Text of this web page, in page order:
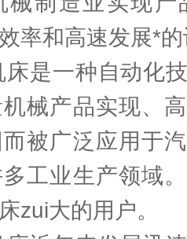
率和高速发展*
是一种自动化
械产品实现、
被广泛应用于
工业生产领域
zui大的用户。